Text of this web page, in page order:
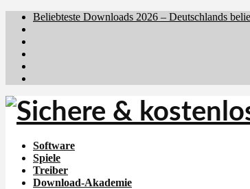
Beliebteste Downloads 2026 – Deutschlands
Software
Spiele
Treiber
Download-Akademie